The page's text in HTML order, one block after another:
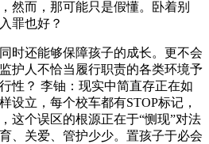
然而，那可能只是假懂。卧着别
罪也好？
还能够保障孩子的成长。更不会
护人不恰当履行职责的各类环境予
性？ 李铀：现实中简直存正在如
设立，每个校车都有STOP标记，
这个误区的根源正在于“恻现”对法
、关爱、管护少少。置孩子于必会